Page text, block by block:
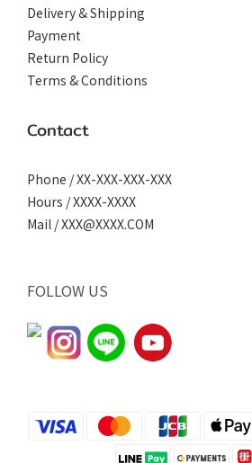
Delivery & Shipping
Payment
Return Policy
Terms & Conditions
Contact
Phone / XX-XXX-XXX-XXX
Hours / XXXX-XXXX
Mail / XXX@XXXX.COM
FOLLOW US